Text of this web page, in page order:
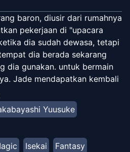
baron, diusir dari rumahnya
pekerjaan di "upacara
dia sudah dewasa, tetapi
dia berada sekarang
dia gunakan. untuk bermain
Jade mendapatkan kembali
sebelumnya, dan
petualang terkuat di
pengetahuannya tentang
petualang out-of-the-box.
Yuusuke
Isekai
Fantasy